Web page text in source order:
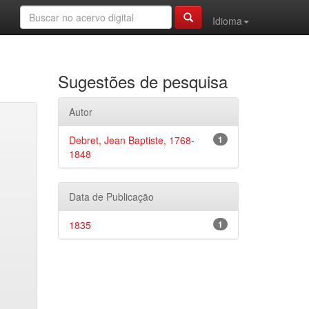
Idioma
Sugestões de pesquisa
Autor
1
Debret, Jean Baptiste, 1768-
1848
Data de Publicação
1
1835